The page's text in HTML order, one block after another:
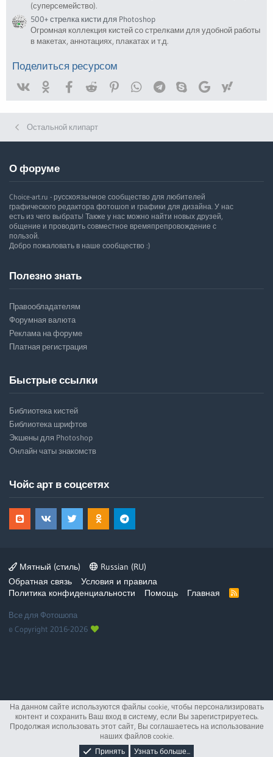
(суперсемейство).
500+ стрелка кисти для Photoshop
Огромная коллекция кистей со стрелками для удобной работы
в макетах, аннотациях, плакатах и т.д.
Поделиться ресурсом
Facebook
Reddit PinterestWhatsAppTelegramSkype Google
Остальной клипарт
О форуме
Choice-art.ru - русскоязычное сообщество для любителей
графического редактора фотошоп и графики для дизайна. У нас
есть из чего выбрать! Также у нас можно найти новых друзей,
общение и проводить совместное времяпрепровождение с
пользой.
Добро пожаловать в наше сообщество :)
Полезно знать
Правообладателям
Форумная валюта
Реклама на форуме
Платная регистрация
Быстрые ссылки
Библиотека кистей
Библиотека шрифтов
Экшены для Photoshop
Онлайн чаты знакомств
Чойс арт в соцсетях
Мятный (стиль)
Russian (RU)
Обратная связь
Условия и правила
Политика конфиденциальности
Помощь Главная
R
Все для Фотошопа
© Copyright 2016-2026
На данном сайте используются файлы cookie, чтобы персонализировать
контент и сохранить Ваш вход в систему, если Вы зарегистрируетесь.
Продолжая использовать этот сайт, Вы соглашаетесь на использование
наших файлов cookie.
Принять
Узнать больше...